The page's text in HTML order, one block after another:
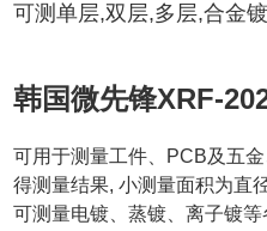
可测单层,双层,多层,合金
韩国微先锋XRF-
可用于测量工件、PCB及五
得测量结果, 小测量面积为直
可测量电镀、蒸镀、离子镀